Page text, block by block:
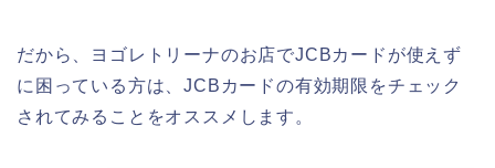
だから、ヨゴレトリーナのお店でJCBカードが使えず
に困っている方は、JCBカードの有効期限をチェック
されてみることをオススメします。